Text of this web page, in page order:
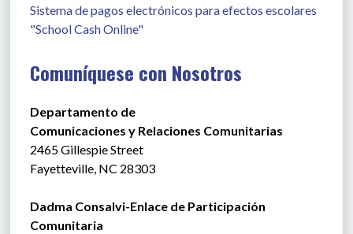
Sistema de pagos electrónicos para efectos escolares
"School Cash Online"
Comuníquese con Nosotros
Departamento de
Comunicaciones y Relaciones Comunitarias
2465 Gillespie Street
Fayetteville, NC 28303
Dadma Consalvi-Enlace de Participación
Comunitaria